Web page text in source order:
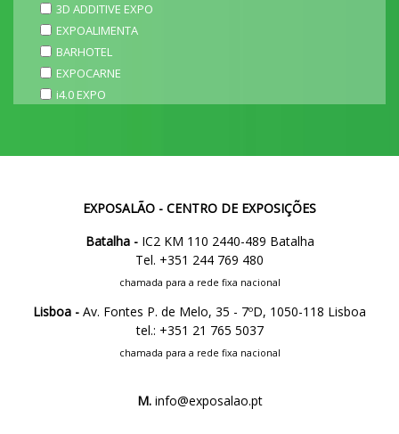
3D ADDITIVE EXPO
EXPOALIMENTA
BARHOTEL
EXPOCARNE
i4.0 EXPO
EXPOSALÃO - CENTRO DE EXPOSIÇÕES
Batalha -IC2 KM 110 2440-489 Batalha
Tel. +351 244 769 480
chamada para a rede fixa nacional
Lisboa - Av. Fontes P. de Melo, 35 - 7ºD, 1050-118 Lisboa
tel.: +351 21 765 5037
chamada para a rede fixa nacional
M.info@exposalao.pt